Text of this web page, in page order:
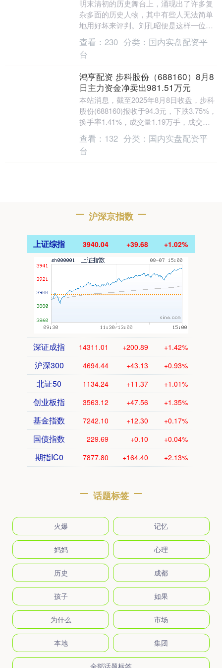
明末清初的历史舞台上，涌现出了许多复
杂多面的历史人物，其中有些人无法简单
地用好坏来评判。刘孔昭便是这样一位矛
盾重重的人物。在他的一生中，他为了承
袭爵位不惜亲手杀....
查看： 230 分类： 国内实盘配资平
台
鸿亨配资 步科股份（688160）8月8
日主力资金净卖出981.51万元
本站消息，截至2025年8月8日收盘，步科
股份(688160)报收于94.3元，下跌3.75%，
换手率1.41%，成交量1.19万手，成交额
1.13亿元。 8月....
查看： 132 分类： 国内实盘配资平
台
沪深京指数
上证综指 3940.04 +39.68 +1.02%
深证成指 14311.01 +200.89 +1.42%
沪深300 4694.44 +43.13 +0.93%
北证50 1134.24 +11.37 +1.01%
创业板指 3563.12 +47.56 +1.35%
基金指数 7242.10 +12.30 +0.17%
国债指数 229.69 +0.10 +0.04%
期指IC0 7877.80 +164.40 +2.13%
话题标签
火爆 记忆
妈妈 心理
历史 成都
孩子 如果
为什么 市场
本地 集团